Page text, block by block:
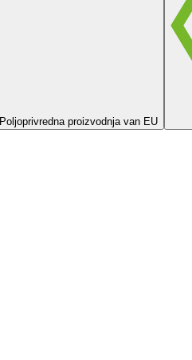
Poljoprivredna proizvodnja van EU